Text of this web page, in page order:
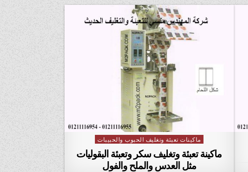
Posted in
ماكينات تعبئة وتغليف الحبوب والحبيبات
ماكينة تعبئة وتغليف سكر وتعبئة البقوليات
مثل العدس والملح والفول